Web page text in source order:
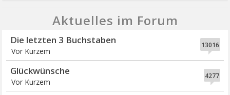
Aktuelles im Forum
13016
Die letzten 3 Buchstaben
Vor Kurzem
4277
Glückwünsche
Vor Kurzem